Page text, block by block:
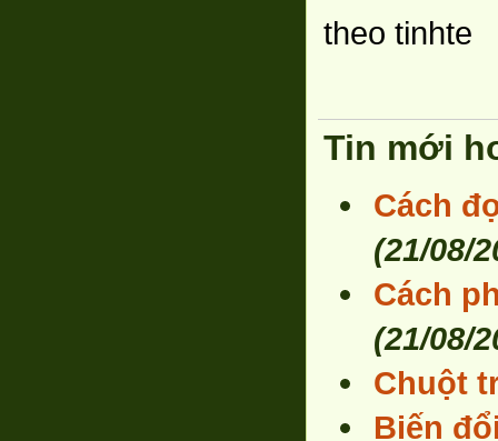
theo tinhte
Tin mới
Cách
(21/08/
Cách
(21/08/
Chuột
Biến